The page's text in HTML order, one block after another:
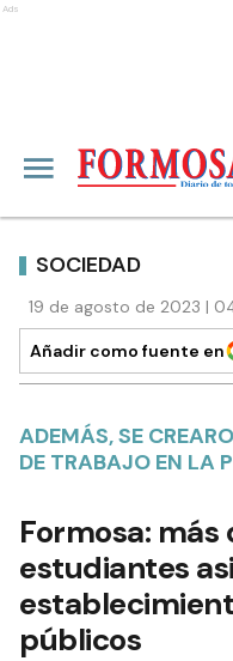
Ads
SOCIEDAD
19 de agosto de 2023 |
Añadir como fuente en
ADEMÁS, SE
DE TRABAJO EN LA
Formosa: más
estudiantes
públicos